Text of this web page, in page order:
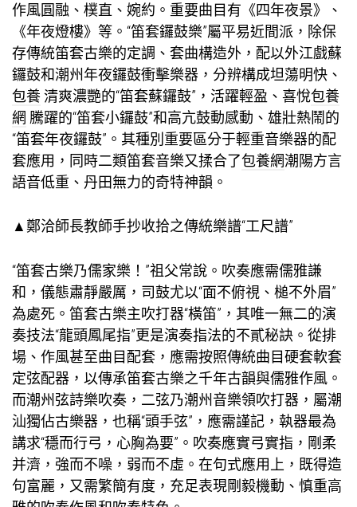
作風圓融、樸直、婉約。重要曲目有《四年夜景》、
《年夜燈樓》等。“笛套鑼鼓樂”屬平易近間派，除保
存傳統笛套古樂的定調、套曲構造外，配以外江戲蘇
鑼鼓和潮州年夜鑼鼓衝擊樂器，分辨構成坦蕩明快、
包養清爽濃艷的“笛套蘇鑼鼓”，活躍輕盈、喜悅包養
網 騰躍的“笛套小鑼鼓”和高亢鼓動感動、雄壯熱鬧的
“笛套年夜鑼鼓”。其種別重要區分于輕重音樂器的配
套應用，同時二類笛套音樂又揉合了包養網潮陽方言
語音低重、丹田無力的奇特神韻。
▲鄭洽師長教師手抄收拾之傳統樂譜“工尺譜”
“笛套古樂乃儒家樂！”祖父常說。吹奏應需儒雅謙
和，儀態肅靜嚴厲，司鼓尤以“面不俯視、槌不外眉”
為處死。笛套古樂主吹打器“橫笛”，其唯一無二的演
奏技法“龍頭鳳尾指”更是演奏指法的不貳秘訣。從排
場、作風甚至曲目配套，應需按照傳統曲目硬套軟套
定弦配器，以傳承笛套古樂之千年古韻與儒雅作風。
而潮州弦詩樂吹奏，二弦乃潮州音樂領吹打器，屬潮
汕獨佔古樂器，也稱“頭手弦”，應需謹記，執器最為
講求“穩而行弓，心胸為要”。吹奏應實弓實指，剛柔
并濟，強而不噪，弱而不虛。在句式應用上，既得造
句富麗，又需繁簡有度，充足表現剛毅機動、慎重高